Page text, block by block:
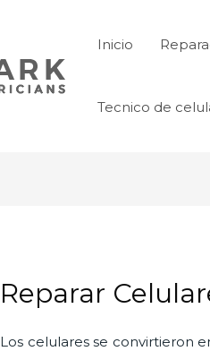
Inicio
Tecnico de
Reparar
Los celulares se convirtieron